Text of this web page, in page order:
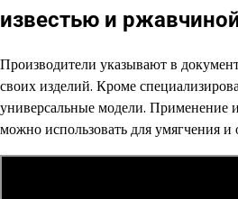
известью и
Производители указывают в
своих изделий. Кроме
универсальные модели. Применение
можно использовать для умягчения и